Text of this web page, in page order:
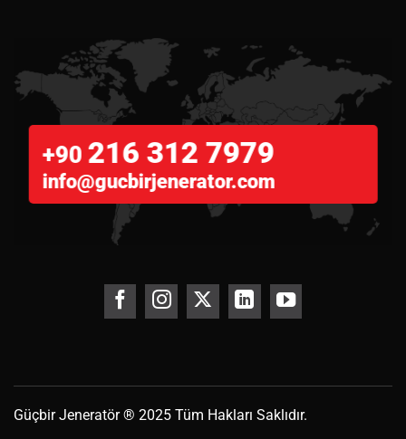
+90 216 312 7979
info@gucbirjenerator.com
GüçbirJeneratör® 2025 Tüm Hakları Saklıdır.